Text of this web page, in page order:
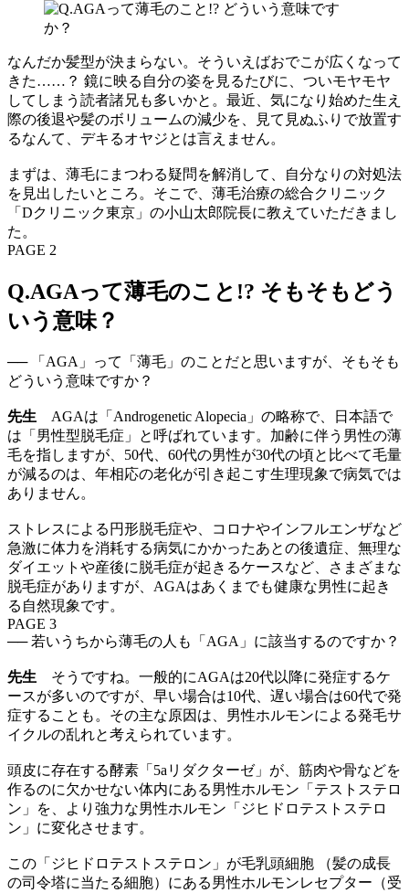
なんだか髪型が決まらない。そういえばおでこが広くなって
きた……？ 鏡に映る自分の姿を見るたびに、ついモヤモヤ
してしまう読者諸兄も多いかと。最近、気になり始めた生え
際の後退や髪のボリュームの減少を、見て見ぬふりで放置す
るなんて、デキるオヤジとは言えません。
まずは、薄毛にまつわる疑問を解消して、自分なりの対処法
を見出したいところ。そこで、薄毛治療の総合クリニック
「Dクリニック東京」の小山太郎院長に教えていただきまし
た。
PAGE 2
Q.AGAって薄毛のこと!? そもそもどう
いう意味？
── 「AGA」って「薄毛」のことだと思いますが、そもそも
どういう意味ですか？
先生 AGAは「Androgenetic Alopecia」の略称で、日本語で
は「男性型脱毛症」と呼ばれています。加齢に伴う男性の薄
毛を指しますが、50代、60代の男性が30代の頃と比べて毛量
が減るのは、年相応の老化が引き起こす生理現象で病気では
ありません。
ストレスによる円形脱毛症や、コロナやインフルエンザなど
急激に体力を消耗する病気にかかったあとの後遺症、無理な
ダイエットや産後に脱毛症が起きるケースなど、さまざまな
脱毛症がありますが、AGAはあくまでも健康な男性に起き
る自然現象です。
PAGE 3
── 若いうちから薄毛の人も「AGA」に該当するのですか？
先生 そうですね。一般的にAGAは20代以降に発症するケ
ースが多いのですが、早い場合は10代、遅い場合は60代で発
症することも。その主な原因は、男性ホルモンによる発毛サ
イクルの乱れと考えられています。
頭皮に存在する酵素「5aリダクターゼ」が、筋肉や骨などを
作るのに欠かせない体内にある男性ホルモン「テストステロ
ン」を、より強力な男性ホルモン「ジヒドロテストステロ
ン」に変化させます。
この「ジヒドロテストステロン」が毛乳頭細胞 （髪の成長
の司令塔に当たる細胞）にある男性ホルモンレセプター（受